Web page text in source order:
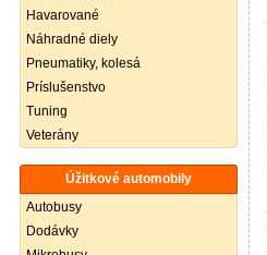
Havarované
Náhradné diely
Pneumatiky, kolesá
Príslušenstvo
Tuning
Veterány
Úžitkové automobily
Autobusy
Dodávky